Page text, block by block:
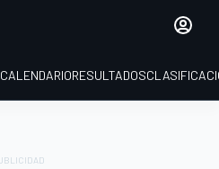
CALENDARIORESULTADOS